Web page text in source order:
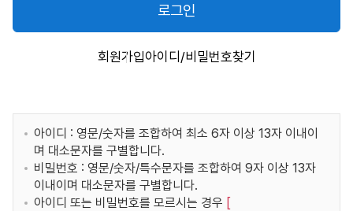
로그인
회원가입아이디/비밀번호찾기
아이디 : 영문/숫자를 조합하여 최소 6자 이상 13자 이내이
며 대소문자를 구별합니다.
비밀번호 : 영문/숫자/특수문자를 조합하여 9자 이상 13자
이내이며 대소문자를 구별합니다.
아이디 또는 비밀번호를 모르시는 경우 [